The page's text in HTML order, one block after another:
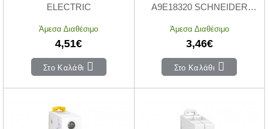
ELECTRIC
Άμεσα Διαθέσιμο
4,51€
Στο Καλάθι
A9E18320 SCHNEIDER
Άμεσα Διαθέσιμο
3,46€
Στο Καλάθι